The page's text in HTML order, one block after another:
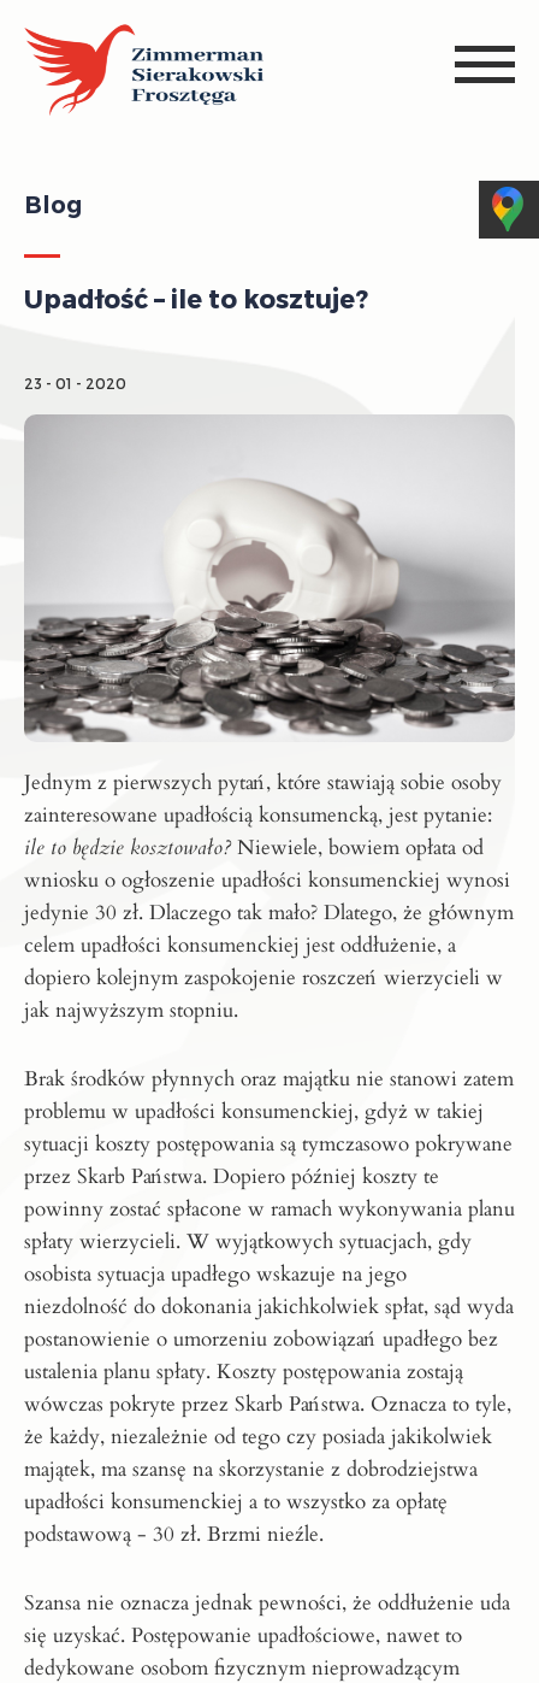
Blog
Upadłość – ile to kosztuje?
23 - 01 - 2020
Jednym z pierwszych pytań, które stawiają sobie osoby
zainteresowane upadłością konsumencką, jest pytanie:
ile to będzie kosztowało?Niewiele, bowiem opłata od
wniosku o ogłoszenie upadłości konsumenckiej wynosi
jedynie 30 zł. Dlaczego tak mało? Dlatego, że głównym
celem upadłości konsumenckiej jest oddłużenie, a
dopiero kolejnym zaspokojenie roszczeń wierzycieli w
jak najwyższym stopniu.
Brak środków płynnych oraz majątku nie stanowi zatem
problemu w upadłości konsumenckiej, gdyż w takiej
sytuacji koszty postępowania są tymczasowo pokrywane
przez Skarb Państwa. Dopiero później koszty te
powinny zostać spłacone w ramach wykonywania planu
spłaty wierzycieli. W wyjątkowych sytuacjach, gdy
osobista sytuacja upadłego wskazuje na jego
niezdolność do dokonania jakichkolwiek spłat, sąd wyda
postanowienie o umorzeniu zobowiązań upadłego bez
ustalenia planu spłaty. Koszty postępowania zostają
wówczas pokryte przez Skarb Państwa. Oznacza to tyle,
że każdy, niezależnie od tego czy posiada jakikolwiek
majątek, ma szansę na skorzystanie z dobrodziejstwa
upadłości konsumenckiej a to wszystko za opłatę
podstawową - 30 zł. Brzmi nieźle.
Szansa nie oznacza jednak pewności, że oddłużenie uda
się uzyskać. Postępowanie upadłościowe, nawet to
dedykowane osobom fizycznym nieprowadzącym